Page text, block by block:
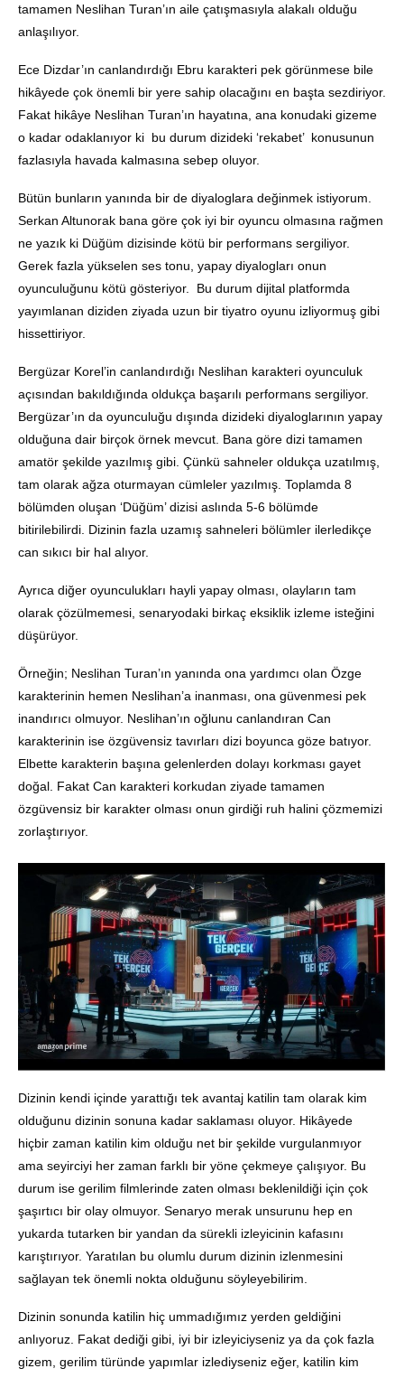
tamamen Neslihan Turan’ın aile çatışmasıyla alakalı olduğu
anlaşılıyor.
Ece Dizdar’ın canlandırdığı Ebru karakteri pek görünmese bile
hikâyede çok önemli bir yere sahip olacağını en başta sezdiriyor.
Fakat hikâye Neslihan Turan’ın hayatına, ana konudaki gizeme
o kadar odaklanıyor ki bu durum dizideki ‘rekabet’ konusunun
fazlasıyla havada kalmasına sebep oluyor.
Bütün bunların yanında bir de diyaloglara değinmek istiyorum.
Serkan Altunorak bana göre çok iyi bir oyuncu olmasına rağmen
ne yazık ki Düğüm dizisinde kötü bir performans sergiliyor.
Gerek fazla yükselen ses tonu, yapay diyalogları onun
oyunculuğunu kötü gösteriyor. Bu durum dijital platformda
yayımlanan diziden ziyada uzun bir tiyatro oyunu izliyormuş gibi
hissettiriyor.
Bergüzar Korel’in canlandırdığı Neslihan karakteri oyunculuk
açısından bakıldığında oldukça başarılı performans sergiliyor.
Bergüzar’ın da oyunculuğu dışında dizideki diyaloglarının yapay
olduğuna dair birçok örnek mevcut. Bana göre dizi tamamen
amatör şekilde yazılmış gibi. Çünkü sahneler oldukça uzatılmış,
tam olarak ağza oturmayan cümleler yazılmış. Toplamda 8
bölümden oluşan ‘Düğüm’ dizisi aslında 5-6 bölümde
bitirilebilirdi. Dizinin fazla uzamış sahneleri bölümler ilerledikçe
can sıkıcı bir hal alıyor.
Ayrıca diğer oyunculukları hayli yapay olması, olayların tam
olarak çözülmemesi, senaryodaki birkaç eksiklik izleme isteğini
düşürüyor.
Örneğin; Neslihan Turan’ın yanında ona yardımcı olan Özge
karakterinin hemen Neslihan’a inanması, ona güvenmesi pek
inandırıcı olmuyor. Neslihan’ın oğlunu canlandıran Can
karakterinin ise özgüvensiz tavırları dizi boyunca göze batıyor.
Elbette karakterin başına gelenlerden dolayı korkması gayet
doğal. Fakat Can karakteri korkudan ziyade tamamen
özgüvensiz bir karakter olması onun girdiği ruh halini çözmemizi
zorlaştırıyor.
Dizinin kendi içinde yarattığı tek avantaj katilin tam olarak kim
olduğunu dizinin sonuna kadar saklaması oluyor. Hikâyede
hiçbir zaman katilin kim olduğu net bir şekilde vurgulanmıyor
ama seyirciyi her zaman farklı bir yöne çekmeye çalışıyor. Bu
durum ise gerilim filmlerinde zaten olması beklenildiği için çok
şaşırtıcı bir olay olmuyor. Senaryo merak unsurunu hep en
yukarda tutarken bir yandan da sürekli izleyicinin kafasını
karıştırıyor. Yaratılan bu olumlu durum dizinin izlenmesini
sağlayan tek önemli nokta olduğunu söyleyebilirim.
Dizinin sonunda katilin hiç ummadığımız yerden geldiğini
anlıyoruz. Fakat dediği gibi, iyi bir izleyiciyseniz ya da çok fazla
gizem, gerilim türünde yapımlar izlediyseniz eğer, katilin kim